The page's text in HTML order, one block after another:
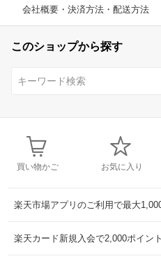
会社概要・決済方法・配送方法
このショップから探す
買い物かご お気に入り
楽天市場アプリのご利用で最大
楽天カード新規入会で2,000ポイント